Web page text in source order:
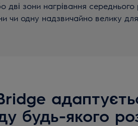
дві зони нагрівання середнього
чи одну надзвичайно велику
будь-якого